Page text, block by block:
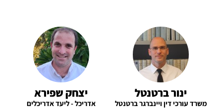
ינור ברטנטל
משרד עורכי דין ויינברגר ברטנטל
יצחק שפירא
אדריכל - ליעד אדריכלים